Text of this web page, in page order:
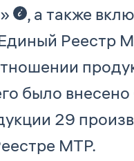
, а также
Реестр
было
29
МТР.